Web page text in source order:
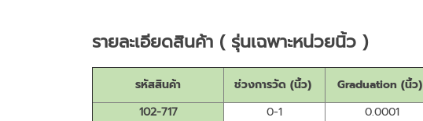
รายละเอียดสินค้า ( รุ่นเฉพาะหน่วยนิ้ว )
รหัสสินค้า ช่วงการวัด (นิ้ว) Graduation (นิ้ว)
102-717
0-1 0.0001